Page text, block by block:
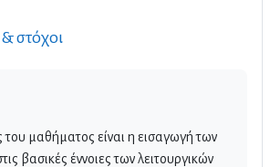
στόχοι
του μαθήματος είναι η εισαγωγή των
βασικές έννοιες των λειτουργικών